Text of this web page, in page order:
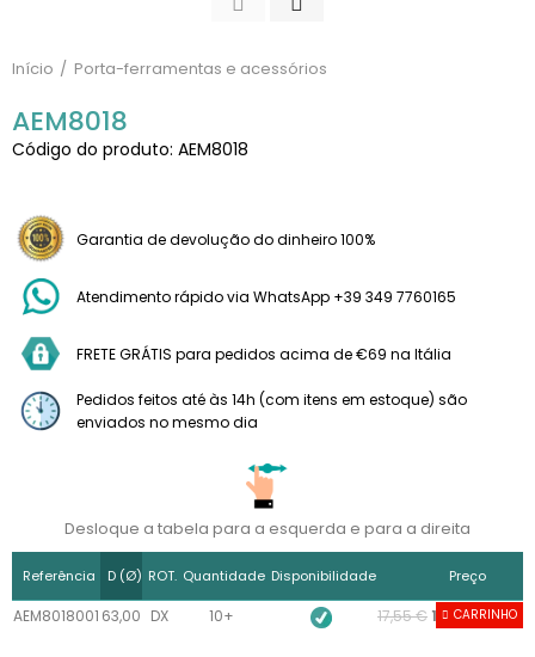
Início Porta-ferramentas e acessórios
AEM8018
Código do produto: AEM8018
Garantia de devolução do dinheiro 100%
Atendimento rápido via WhatsApp +39 349 7760165
FRETE GRÁTIS para pedidos acima de €69 na Itália
Pedidos feitos até às 14h (com itens em estoque) são
enviados no mesmo dia
Desloque a tabela para a esquerda e para a direita
Referência D (Ø) ROT. Quantidade Disponibilidade Preço
AEM8018001 63,00 DX 10+ 17,55 € 14,92 € Sem
CARRINHO